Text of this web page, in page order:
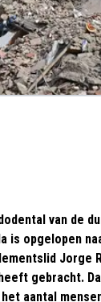
van de
is opgelopen
Jorge
gebracht.
aantal